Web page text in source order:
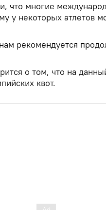
что многие
у некоторых атлетов
рекомендуется
о том, что на
квот.